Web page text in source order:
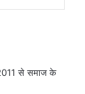
से समाज के